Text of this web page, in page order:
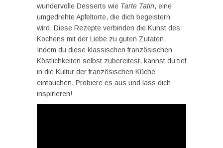
wundervolle Desserts wie Tarte Tatin, eine
umgedrehte Apfeltorte, die dich begeistern
wird. Diese Rezepte verbinden die Kunst des
Kochens mit der Liebe zu guten Zutaten.
Indem du diese klassischen französischen
Köstlichkeiten selbst zubereitest, kannst du tief
in die Kultur der französischen Küche
eintauchen. Probiere es aus und lass dich
inspirieren!